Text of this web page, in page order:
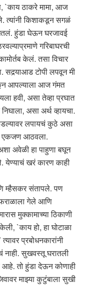
`काय ठाकरे मामा, आज
त्यांनी किशाकडून सगळं
हुंडा घेऊन घरजावई
गरिबाघरची
केलं. तसा विचार
सदर्‍याआड टोपी लपवून मी
आपल्याला आज गंमत
हवी, असा तेव्हा प्रघात
असा अर्थ व्हायचा.
लपायचं कुठे असा
एकजण आठवला.
अवेळी हा पाहुणा बघून
येण्याचं खरं कारण काही
म्हैसकर संतापले. पण
फराळाला गेले आणि
मुक्कामाच्या ठिकाणी
`काय हो, हा घोटाळा
प्रबोधनकारांनी
नाही. सुखवस्तू घरातली
आहे. तो हुंडा देऊन कोणाही
माझ्या कुटुंबाला सुखी